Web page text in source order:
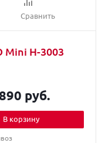
Сравнить
Mini H-3003
руб.
В корзину